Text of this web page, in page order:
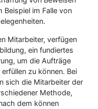
im Falle von
Mitarbeiter, verfügen
ein fundiertes
um die Aufträge
zu können. Bei
sich die Mitarbeiter der
Methode,
dem können